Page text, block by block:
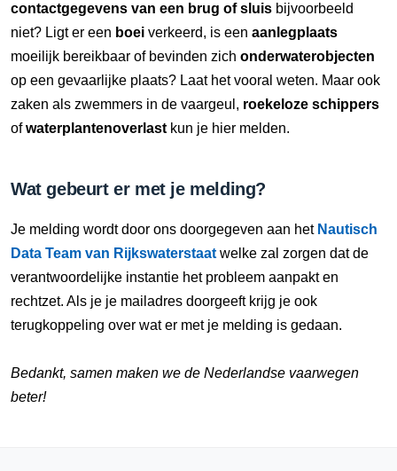
contactgegevens van een brug of sluis bijvoorbeeld
niet? Ligt er een boei verkeerd, is een aanlegplaats
moeilijk bereikbaar of bevinden zich onderwaterobjecten
op een gevaarlijke plaats? Laat het vooral weten. Maar ook
zaken als zwemmers in de vaargeul, roekeloze schippers
ofwaterplantenoverlast kun je hier melden.
Wat gebeurt er met je melding?
Je melding wordt door ons doorgegeven aan het Nautisch
Data Team van Rijkswaterstaat welke zal zorgen dat de
verantwoordelijke instantie het probleem aanpakt en
rechtzet. Als je je mailadres doorgeeft krijg je ook
terugkoppeling over wat er met je melding is gedaan.
Bedankt, samen maken we de Nederlandse vaarwegen
beter!